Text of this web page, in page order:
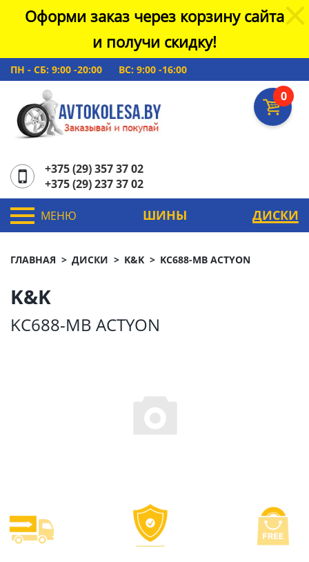
Оформи заказ через корзину сайта
и получи скидку!
ПН - СБ: 9:00 -20:00 ВС: 9:00 -16:00
0
+375 (29) 357 37 02
+375 (29) 237 37 02
МЕНЮ ШИНЫ ДИСКИ
ГЛАВНАЯ ДИСКИ K&K KC688-MB ACTYON
K&K
KC688-MB ACTYON